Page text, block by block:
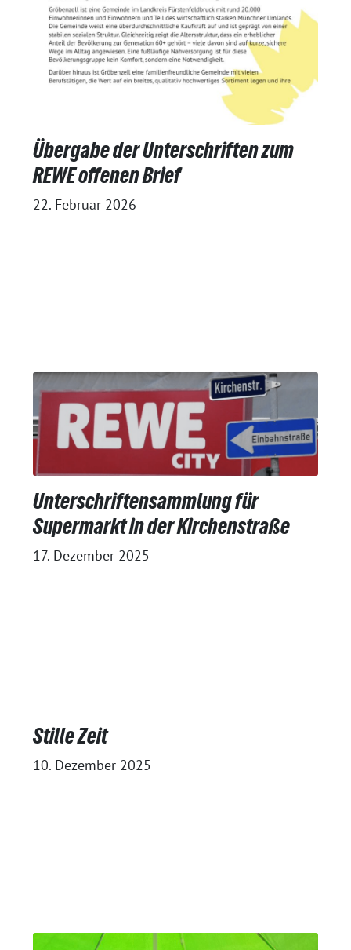
Übergabe der Unterschriften zum
REWE offenen Brief
22. Februar 2026
Unterschriftensammlung für
Supermarkt in der Kirchenstraße
17. Dezember 2025
Stille Zeit
10. Dezember 2025